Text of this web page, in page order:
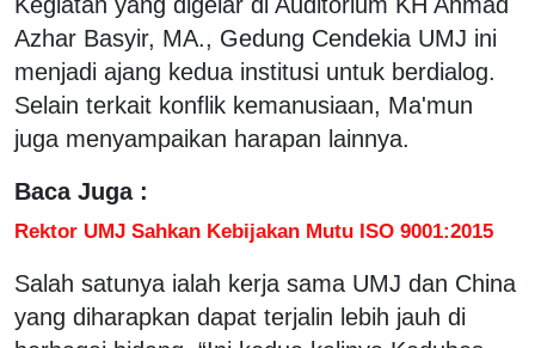
Azhar Basyir, MA., Gedung Cendekia UMJ ini
menjadi ajang kedua institusi untuk berdialog.
Selain terkait konflik kemanusiaan, Ma'mun
juga menyampaikan harapan lainnya.
Baca Juga :
Rektor UMJ Sahkan Kebijakan Mutu ISO 9001:2015
Salah satunya ialah kerja sama UMJ dan China
yang diharapkan dapat terjalin lebih jauh di